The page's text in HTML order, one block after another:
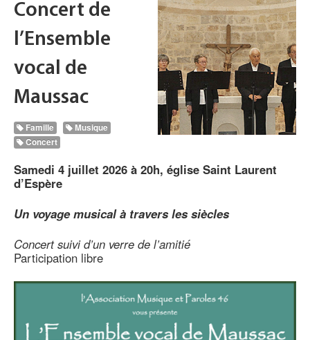
Agenda diocésain
Je donne
Annuaire/Contact
Concert de
l’Ensemble
vocal de
Maussac
Famille
Musique
Concert
Samedi 4 juillet 2026 à 20h, église Saint Laurent
d’Espère
Un voyage musical à travers les siècles
Concert suivi d’un verre de l’amitié
Participation libre